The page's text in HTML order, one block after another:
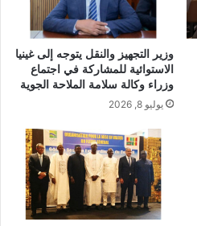
وزير التجهيز والنقل يتوجه إلى غينيا
الاستوائية للمشاركة في اجتماع
وزراء وكالة سلامة الملاحة الجوية
يوليو 8, 2026